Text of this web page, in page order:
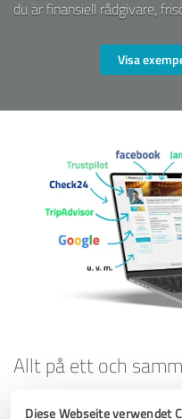
Diese Webseite verwendet
du är finansiell rådgivare,
Visa
Allt på ett och
Behåll kontrollen över dina